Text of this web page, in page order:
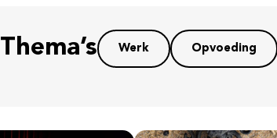
Thema’s Werk Opvoeding